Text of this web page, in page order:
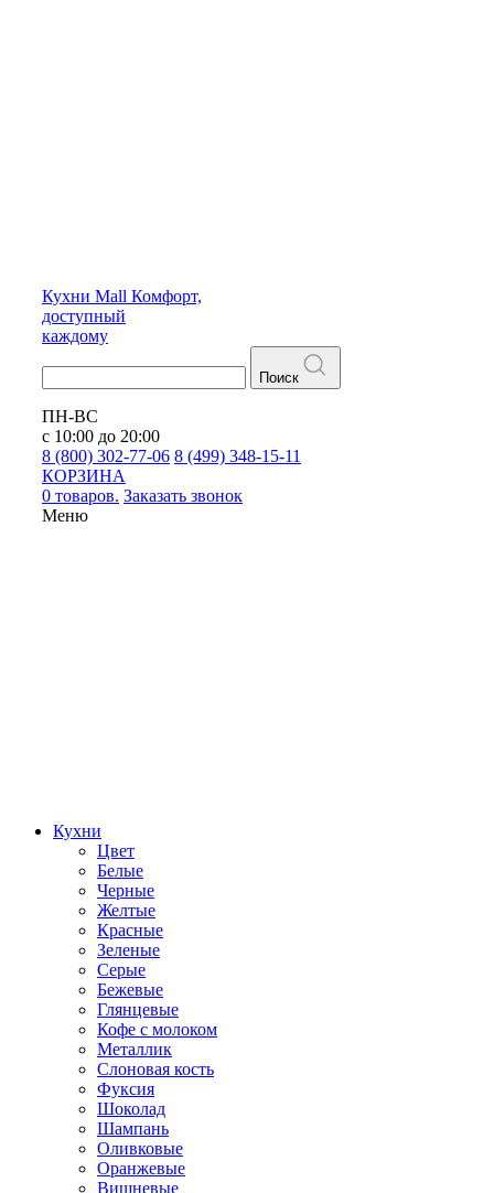
Кухни Mall Комфорт,
доступный
каждому
Поиск
ПН-ВС
с 10:00 до 20:00
8 (800) 302-77-06 8 (499) 348-15-11
КОРЗИНА
0 товаров. Заказать звонок
Меню
Кухни
Цвет
Белые
Черные
Желтые
Красные
Зеленые
Серые
Бежевые
Глянцевые
Кофе с молоком
Металлик
Слоновая кость
Фуксия
Шоколад
Шампань
Оливковые
Оранжевые
Вишневые